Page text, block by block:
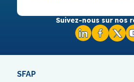
Suivez-nous sur nos
SFAP